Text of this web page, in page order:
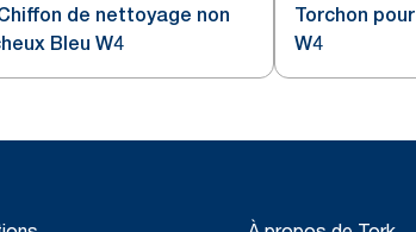
de nettoyage non
Bleu W4
Torchon
W4